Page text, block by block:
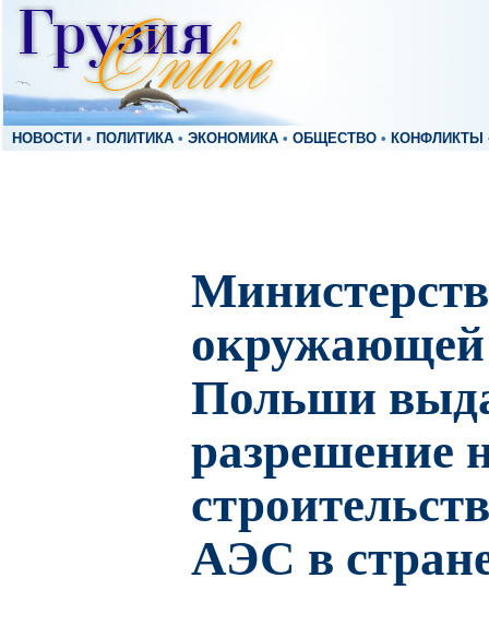
НОВОСТИ • ПОЛИТИКА • ЭКОНОМИКА • ОБЩЕСТВО • КОНФЛИКТЫ
окружающей
Польши
разрешение
АЭС в